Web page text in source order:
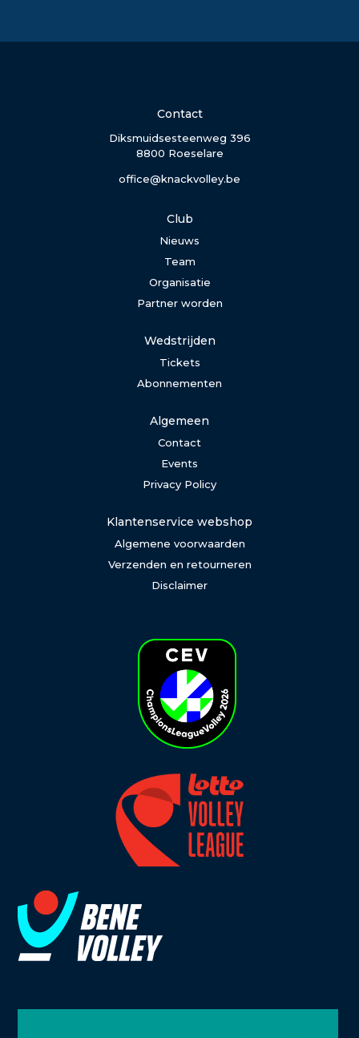
Contact
Diksmuidsesteenweg 396
8800 Roeselare
office@knackvolley.be
Club
Nieuws
Team
Organisatie
Partner worden
Wedstrijden
Tickets
Abonnementen
Algemeen
Contact
Events
Privacy Policy
Klantenservice webshop
Algemene voorwaarden
Verzenden en retourneren
Disclaimer